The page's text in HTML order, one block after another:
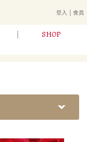
登入 │會員
SHOP